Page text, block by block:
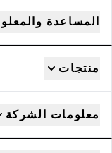
المساعدة
منتجات
معلومات الشركة